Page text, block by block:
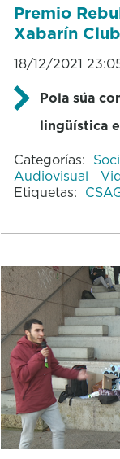
Premio
Xabarín
18/12/2021
Pola súa
lingüística
Categorías:
Audiovisual
Etiquetas: